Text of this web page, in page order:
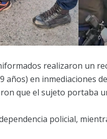
realizaron un
en inmediaciones
que el sujeto portaba
policial,